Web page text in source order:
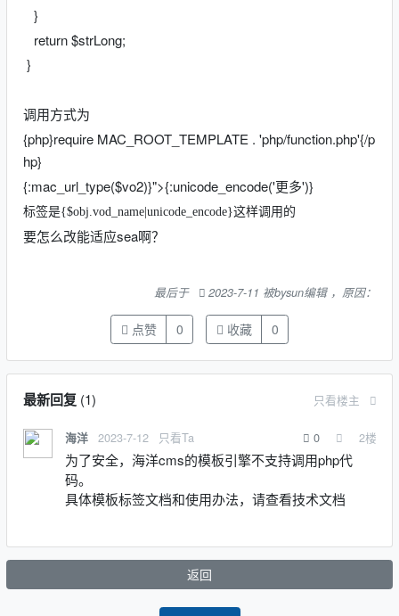
}
return $strLong;
}
调用方式为
{php}require MAC_ROOT_TEMPLATE . 'php/function.php'{/p
hp}
{:mac_url_type($vo2)}">{:unicode_encode('更多')}
标签是{$obj.vod_name|unicode_encode}这样调用的
要怎么改能适应sea啊？
最后于 2023-7-11 被bysun编辑 ，原因：
点赞 0 收藏 0
最新回复(1) 只看楼主
海洋 2023-7-12 只看Ta 0 2楼
为了安全，海洋cms的模板引擎不支持调用php代
码。
具体模板标签文档和使用办法，请查看技术文档
返回